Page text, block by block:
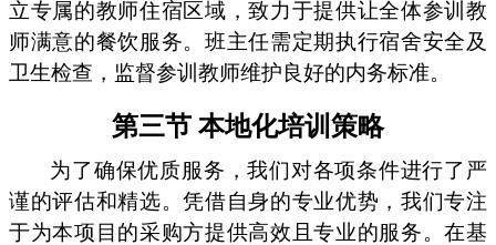
立专属的教师住宿区域，致力于提供让全体参训教
师满意的餐饮服务。班主任需定期执行宿舍安全及
卫生检查，监督参训教师维护良好的内务标准。
第三节 本地化培训策略
为了确保优质服务，我们对各项条件进行了严
谨的评估和精选。凭借自身的专业优势，我们专注
于为本项目的采购方提供高效且专业的服务。在基